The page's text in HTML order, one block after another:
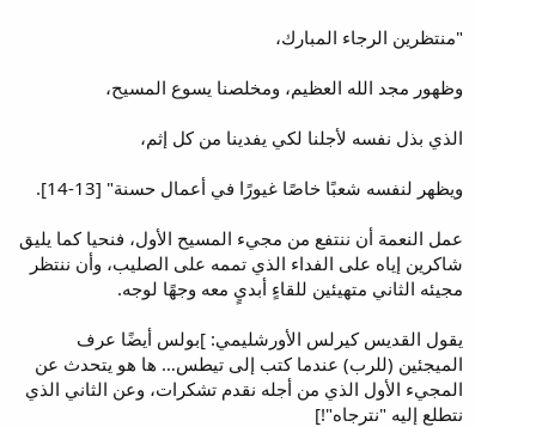
"منتظرين الرجاء المبارك،
وظهور مجد الله العظيم، ومخلصنا يسوع المسيح،
الذي بذل نفسه لأجلنا لكي يفدينا من كل إثم،
ويظهر لنفسه شعبًا خاصًا غيورًا في أعمال حسنة" [13-14].
عمل النعمة أن ننتفع من مجيء المسيح الأول، فنحيا كما يليق
شاكرين إياه على الفداء الذي تممه على الصليب، وأن ننتظر
مجيئه الثاني متهيئين للقاءٍ أبديٍ معه وجهًا لوجه.
يقول القديس كيرلس الأورشليمي: ]بولس أيضًا عرف
الميجئين (للرب) عندما كتب إلى تيطس… ها هو يتحدث عن
المجيء الأول الذي من أجله نقدم تشكرات، وعن الثاني الذي
نتطلع إليه "نترجاه"!]